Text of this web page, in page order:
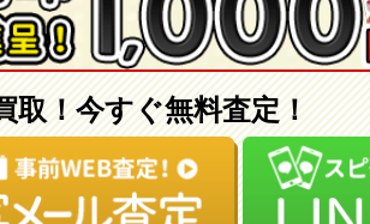
取！今すぐ無料査定！